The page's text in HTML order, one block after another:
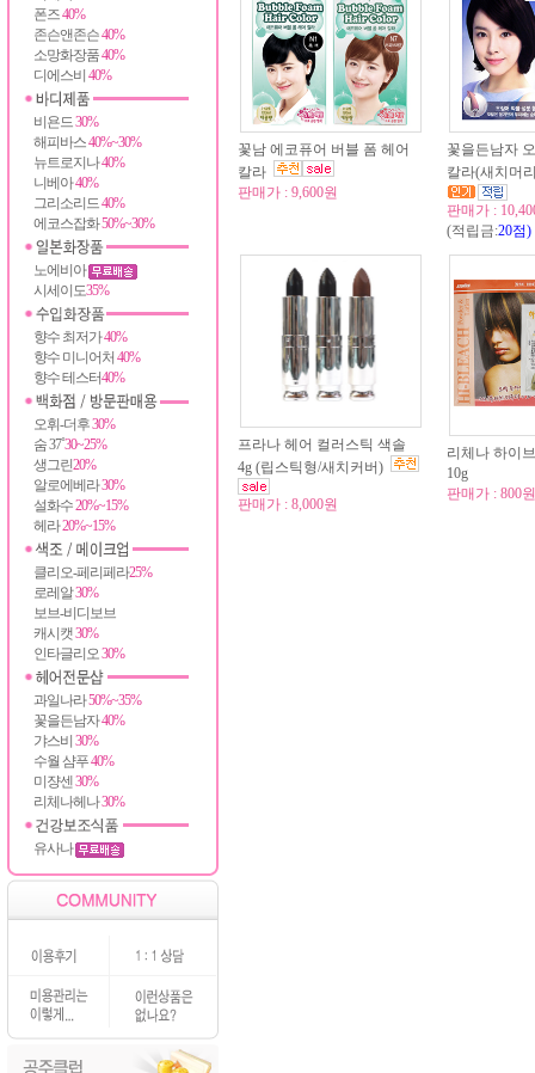
폰즈40%
존슨앤존슨40%
소망화장품40%
디에스비 40%
비욘드30%
해피바스40%~30%
뉴트로지나40%
니베아40%
그리소리드40%
에코스잡화50%~30%
노에비아
시세이도35%
향수 최저가40%
향수 미니어처 40%
향수 테스터40%
오휘-더후30%
숨 37˚30~25%
생그린20%
알로에베라30%
설화수20%~15%
헤라20%~15%
클리오-페리페라25%
로레알30%
보브-비디보브
캐시캣30%
인타글리오30%
과일나라50%~35%
꽃을든남자40%
갸스비 30%
수월 샴푸40%
미쟝센30%
리체나헤나30%
유사나
꽃남 에코퓨어 버블 폼 헤어
칼라
판매가 : 9,600원
꽃을든남자
칼라(새치머
판매가 :
(적립금:20점)
프라나 헤어 컬러스틱 색솔
4g (립스틱형/새치커버)
판매가 : 8,000원
리체나 하이
10g
판매가 : 800원